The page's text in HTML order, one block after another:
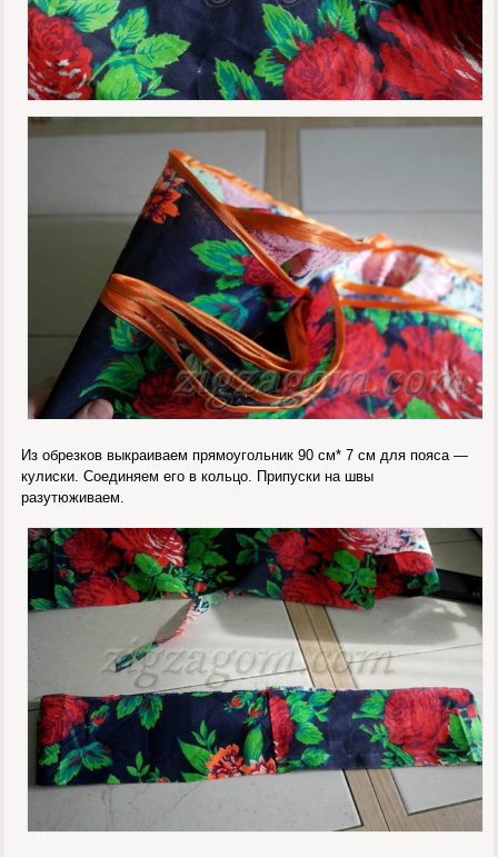
Из обрезков выкраиваем прямоугольник 90 см* 7 см для пояса —
кулиски. Соединяем его в кольцо. Припуски на швы
разутюживаем.